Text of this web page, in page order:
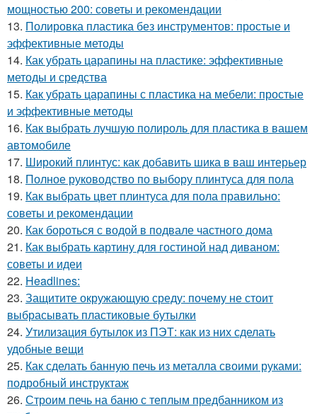
мощностью 200: советы и рекомендации
13. Полировка пластика без инструментов: простые и
эффективные методы
14. Как убрать царапины на пластике: эффективные
методы и средства
15. Как убрать царапины с пластика на мебели: простые
и эффективные методы
16. Как выбрать лучшую полироль для пластика в вашем
автомобиле
17. Широкий плинтус: как добавить шика в ваш интерьер
18. Полное руководство по выбору плинтуса для пола
19. Как выбрать цвет плинтуса для пола правильно:
советы и рекомендации
20. Как бороться с водой в подвале частного дома
21. Как выбрать картину для гостиной над диваном:
советы и идеи
22. Headlines:
23. Защитите окружающую среду: почему не стоит
выбрасывать пластиковые бутылки
24. Утилизация бутылок из ПЭТ: как из них сделать
удобные вещи
25. Как сделать банную печь из металла своими руками:
подробный инструктаж
26. Строим печь на баню с теплым предбанником из